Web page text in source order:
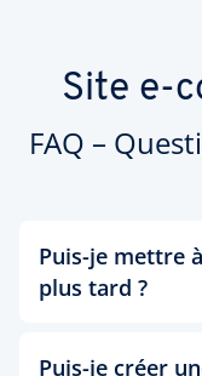
Site e-
FAQ –
Puis-je mettre
plus tard ?
depuis la page
Puis-je créer